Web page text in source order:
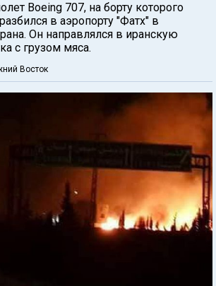
Boeing 707, на борту которого
в аэропорту "Фатх" в
Он направлялся в иранскую
с грузом мяса.
Восток